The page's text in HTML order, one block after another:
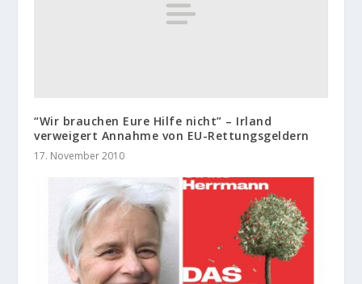
“Wir brauchen Eure Hilfe nicht” – Irland
verweigert Annahme von EU-Rettungsgeldern
17. November 2010